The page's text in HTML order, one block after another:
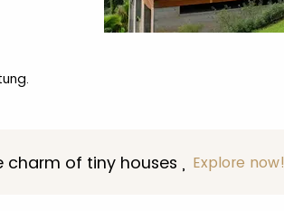
charm of tiny houses , Explore now!